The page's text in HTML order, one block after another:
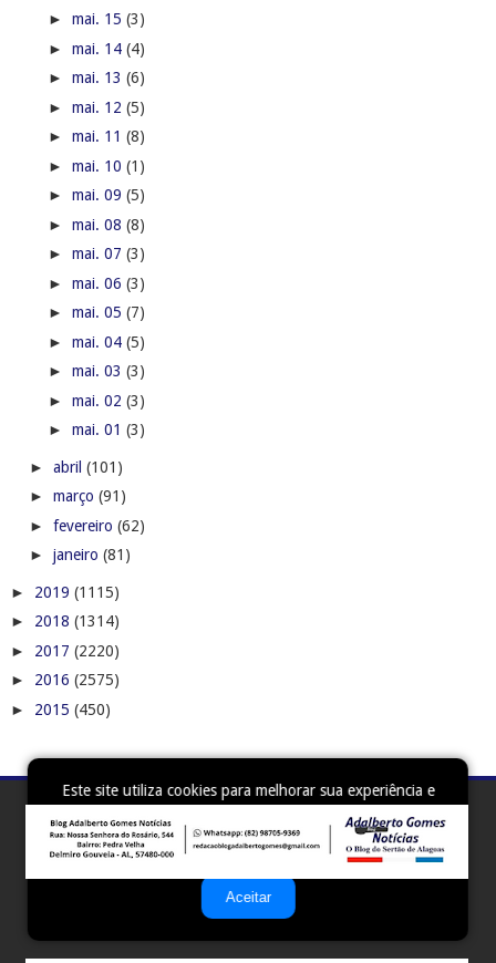
Este site utiliza cookies para melhorar sua experiência e
você concorda com o uso de cookies. Para mais
informações, leia nossaPolítica de Privacidade.
Aceitar
► mai. 15 (3)
► mai. 14 (4)
► mai. 13 (6)
► mai. 12 (5)
► mai. 11 (8)
► mai. 10 (1)
► mai. 09 (5)
► mai. 08 (8)
► mai. 07 (3)
► mai. 06 (3)
► mai. 05 (7)
► mai. 04 (5)
► mai. 03 (3)
► mai. 02 (3)
► mai. 01 (3)
► abril (101)
► março (91)
► fevereiro (62)
► janeiro (81)
► 2019 (1115)
► 2018 (1314)
► 2017 (2220)
► 2016 (2575)
► 2015 (450)